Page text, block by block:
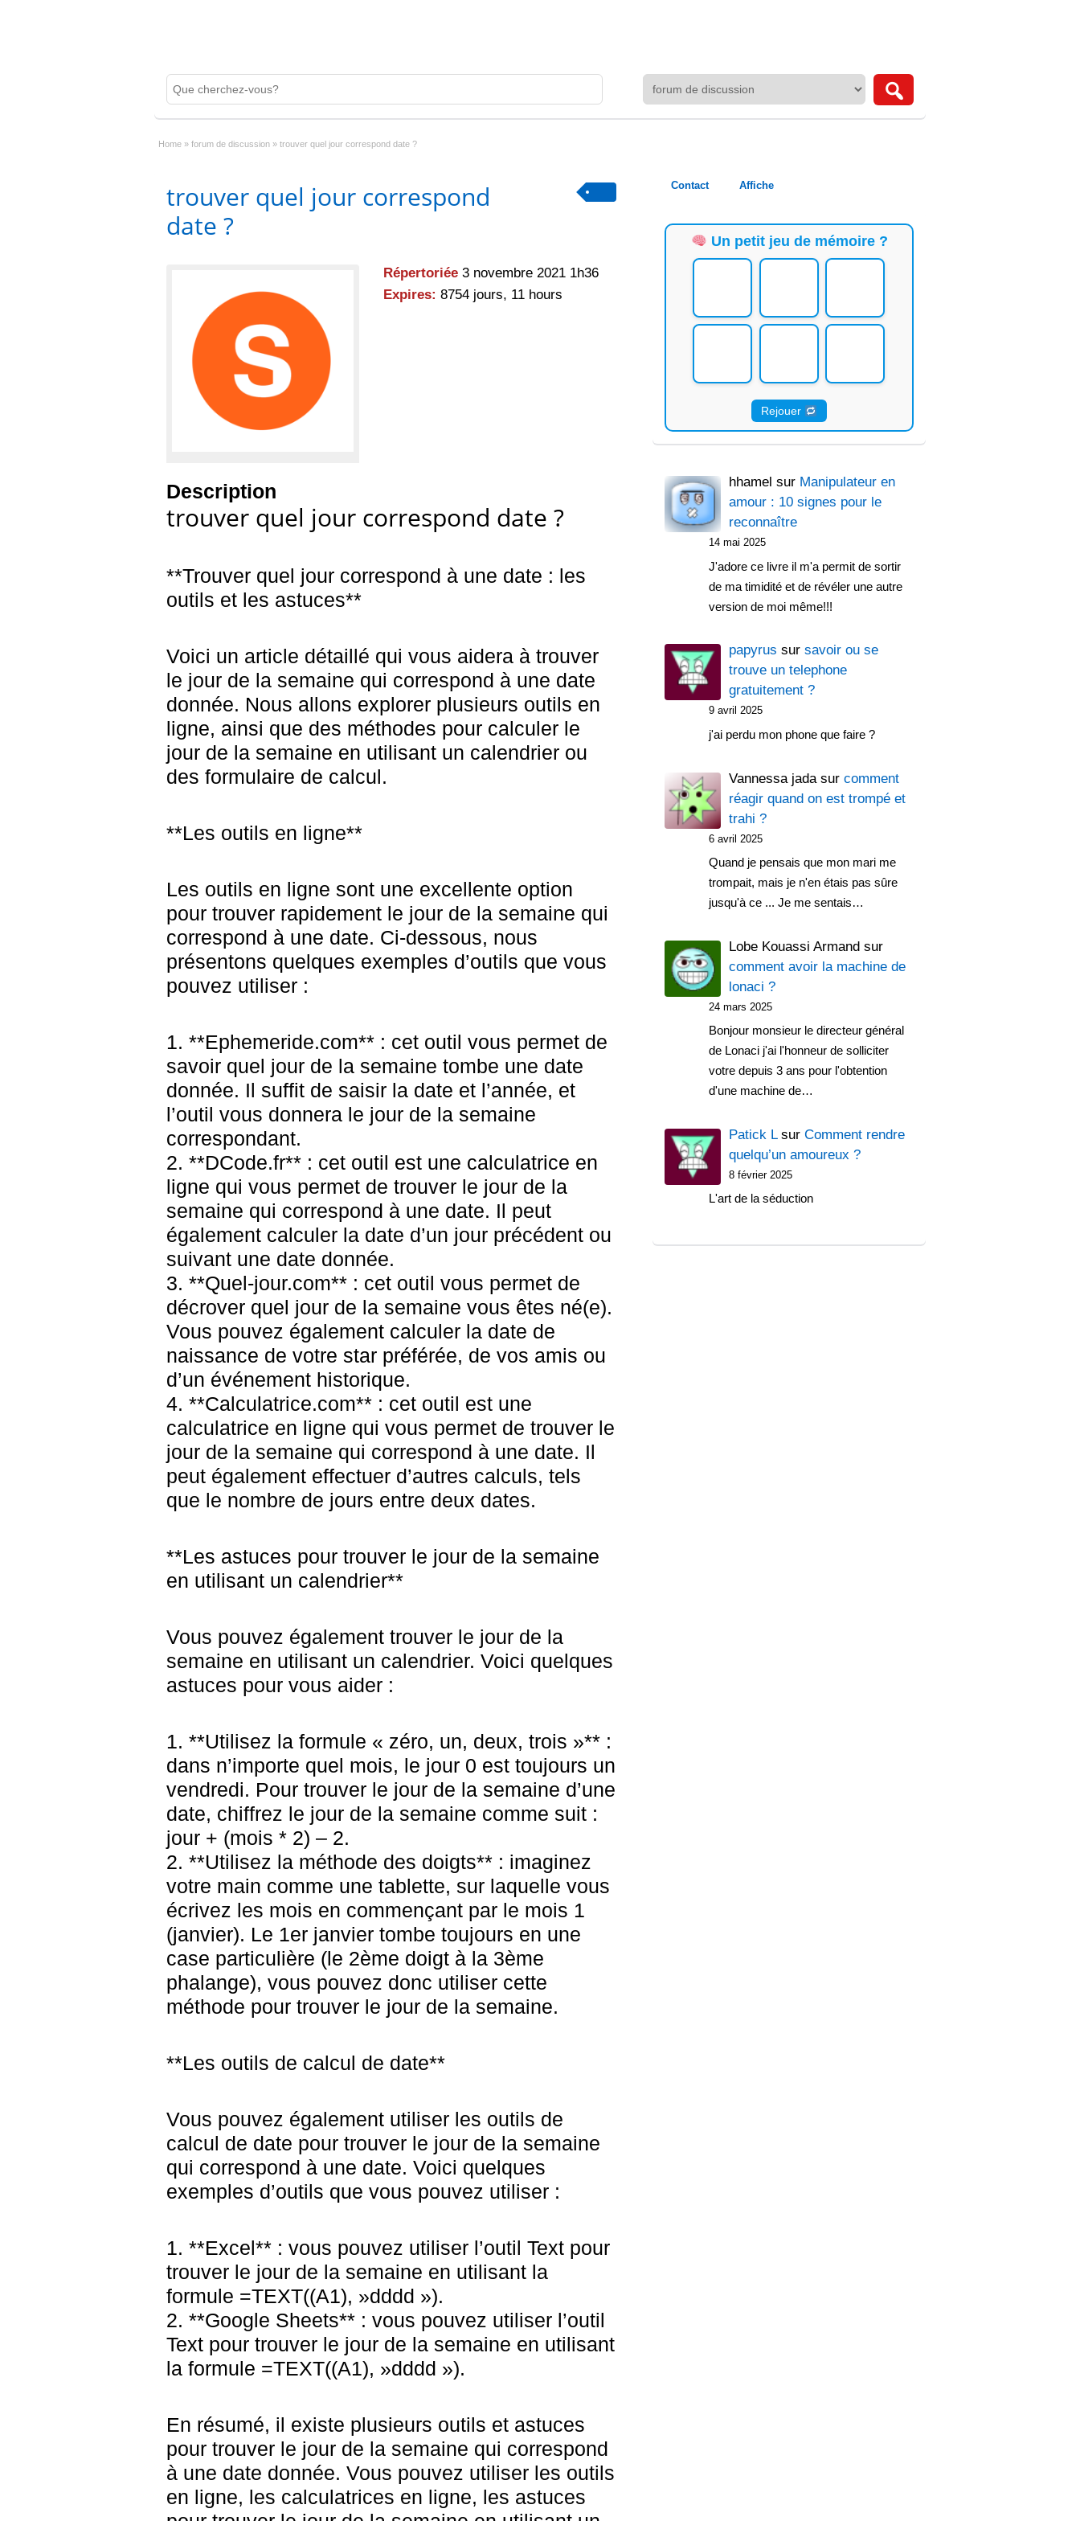
Home » forum de discussion » trouver quel jour correspond date ?
trouver quel jour correspond
date ?
Répertoriée 3 novembre 2021 1h36
Expires: 8754 jours, 11 hours
Description
trouver quel jour correspond date ?
**Trouver quel jour correspond à une date : les
outils et les astuces**
Voici un article détaillé qui vous aidera à trouver
le jour de la semaine qui correspond à une date
donnée. Nous allons explorer plusieurs outils en
ligne, ainsi que des méthodes pour calculer le
jour de la semaine en utilisant un calendrier ou
des formulaire de calcul.
**Les outils en ligne**
Les outils en ligne sont une excellente option
pour trouver rapidement le jour de la semaine qui
correspond à une date. Ci-dessous, nous
présentons quelques exemples d’outils que vous
pouvez utiliser :
1. **Ephemeride.com** : cet outil vous permet de
savoir quel jour de la semaine tombe une date
donnée. Il suffit de saisir la date et l’année, et
l’outil vous donnera le jour de la semaine
correspondant.
2. **DCode.fr** : cet outil est une calculatrice en
ligne qui vous permet de trouver le jour de la
semaine qui correspond à une date. Il peut
également calculer la date d’un jour précédent ou
suivant une date donnée.
3. **Quel-jour.com** : cet outil vous permet de
décrover quel jour de la semaine vous êtes né(e).
Vous pouvez également calculer la date de
naissance de votre star préférée, de vos amis ou
d’un événement historique.
4. **Calculatrice.com** : cet outil est une
calculatrice en ligne qui vous permet de trouver le
jour de la semaine qui correspond à une date. Il
peut également effectuer d’autres calculs, tels
que le nombre de jours entre deux dates.
**Les astuces pour trouver le jour de la semaine
en utilisant un calendrier**
Vous pouvez également trouver le jour de la
semaine en utilisant un calendrier. Voici quelques
astuces pour vous aider :
1. **Utilisez la formule « zéro, un, deux, trois »** :
dans n’importe quel mois, le jour 0 est toujours un
vendredi. Pour trouver le jour de la semaine d’une
date, chiffrez le jour de la semaine comme suit :
jour + (mois * 2) – 2.
2. **Utilisez la méthode des doigts** : imaginez
votre main comme une tablette, sur laquelle vous
écrivez les mois en commençant par le mois 1
(janvier). Le 1er janvier tombe toujours en une
case particulière (le 2ème doigt à la 3ème
phalange), vous pouvez donc utiliser cette
méthode pour trouver le jour de la semaine.
**Les outils de calcul de date**
Vous pouvez également utiliser les outils de
calcul de date pour trouver le jour de la semaine
qui correspond à une date. Voici quelques
exemples d’outils que vous pouvez utiliser :
1. **Excel** : vous pouvez utiliser l’outil Text pour
trouver le jour de la semaine en utilisant la
formule =TEXT((A1), »dddd »).
2. **Google Sheets** : vous pouvez utiliser l’outil
Text pour trouver le jour de la semaine en utilisant
la formule =TEXT((A1), »dddd »).
En résumé, il existe plusieurs outils et astuces
pour trouver le jour de la semaine qui correspond
à une date donnée. Vous pouvez utiliser les outils
en ligne, les calculatrices en ligne, les astuces
Contact Affiche
Un petit jeu de mémoire ?
Rejouer
hhamel sur Manipulateur en
amour : 10 signes pour le
reconnaître
14 mai 2025
J'adore ce livre il m'a permit de sortir
de ma timidité et de révéler une autre
version de moi même!!!
papyrus sur savoir ou se
trouve un telephone
gratuitement ?
9 avril 2025
j'ai perdu mon phone que faire ?
Vannessa jada sur comment
réagir quand on est trompé et
trahi ?
6 avril 2025
Quand je pensais que mon mari me
trompait, mais je n'en étais pas sûre
jusqu'à ce ... Je me sentais…
Lobe Kouassi Armand sur
comment avoir la machine de
lonaci ?
24 mars 2025
Bonjour monsieur le directeur général
de Lonaci j'ai l'honneur de solliciter
votre depuis 3 ans pour l'obtention
d'une machine de…
Patick Lsur Comment rendre
quelqu’un amoureux ?
8 février 2025
L'art de la séduction